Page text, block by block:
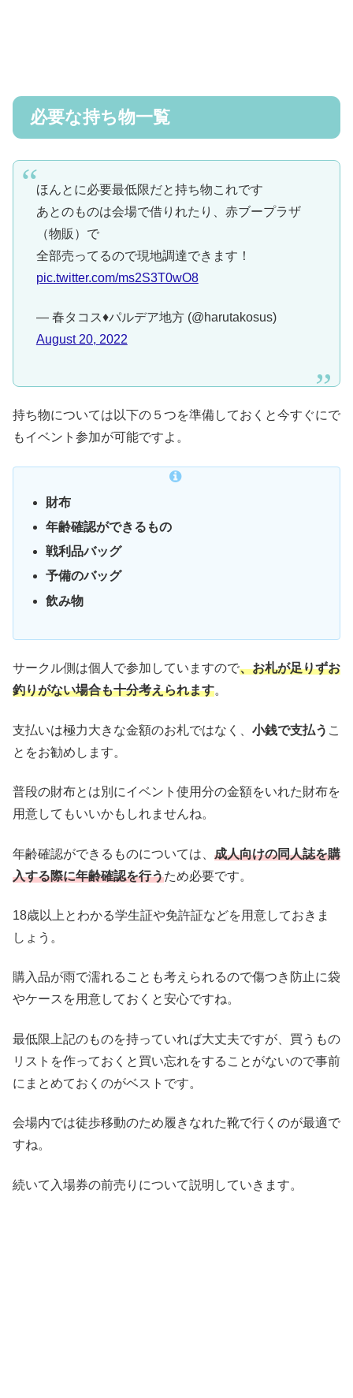
必要な持ち物一覧
ほんとに必要最低限だと持ち物これです
あとのものは会場で借りれたり、赤ブープラザ
（物販）で
全部売ってるので現地調達できます！
pic.twitter.com/ms2S3T0wO8
— 春タコス♦️パルデア地方 (@harutakosus)
August 20, 2022
持ち物については以下の５つを準備しておくと今すぐにで
もイベント参加が可能ですよ。
財布
年齢確認ができるもの
戦利品バッグ
予備のバッグ
飲み物
サークル側は個人で参加していますので、お札が足りずお
釣りがない場合も十分考えられます。
支払いは極力大きな金額のお札ではなく、 小銭で支払う こ
とをお勧めします。
普段の財布とは別にイベント使用分の金額をいれた財布を
用意してもいいかもしれませんね。
年齢確認ができるものについては、 成人向けの同人誌を購
入する際に年齢確認を行うため必要です。
18歳以上とわかる学生証や免許証などを用意しておきま
しょう。
購入品が雨で濡れることも考えられるので傷つき防止に袋
やケースを用意しておくと安心ですね。
最低限上記のものを持っていれば大丈夫ですが、買うもの
リストを作っておくと買い忘れをすることがないので事前
にまとめておくのがベストです。
会場内では徒歩移動のため履きなれた靴で行くのが最適で
すね。
続いて入場券の前売りについて説明していきます。